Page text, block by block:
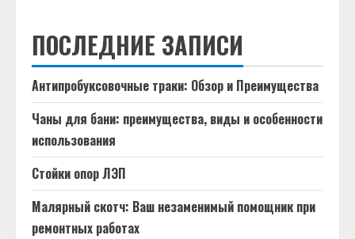
ПОСЛЕДНИЕ ЗАПИСИ
Антипробуксовочные траки: Обзор и Преимущества
Чаны для бани: преимущества, виды и особенности
использования
Стойки опор ЛЭП
Малярный скотч: Ваш незаменимый помощник при
ремонтных работах